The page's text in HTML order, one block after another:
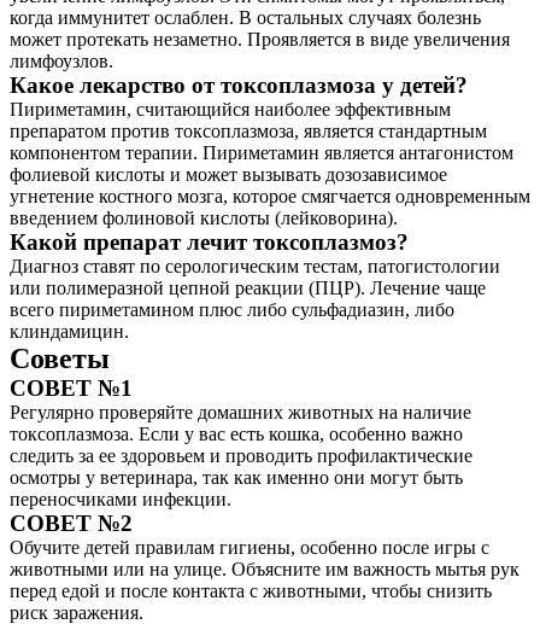
когда иммунитет ослаблен. В остальных случаях болезнь
может протекать незаметно. Проявляется в виде увеличения
лимфоузлов.
Какое лекарство от токсоплазмоза у детей?
Пириметамин, считающийся наиболее эффективным
препаратом против токсоплазмоза, является стандартным
компонентом терапии. Пириметамин является антагонистом
фолиевой кислоты и может вызывать дозозависимое
угнетение костного мозга, которое смягчается одновременным
введением фолиновой кислоты (лейковорина).
Какой препарат лечит токсоплазмоз?
Диагноз ставят по серологическим тестам, патогистологии
или полимеразной цепной реакции (ПЦР). Лечение чаще
всего пириметамином плюс либо сульфадиазин, либо
клиндамицин.
Советы
СОВЕТ №1
Регулярно проверяйте домашних животных на наличие
токсоплазмоза. Если у вас есть кошка, особенно важно
следить за ее здоровьем и проводить профилактические
осмотры у ветеринара, так как именно они могут быть
переносчиками инфекции.
СОВЕТ №2
Обучите детей правилам гигиены, особенно после игры с
животными или на улице. Объясните им важность мытья рук
перед едой и после контакта с животными, чтобы снизить
риск заражения.